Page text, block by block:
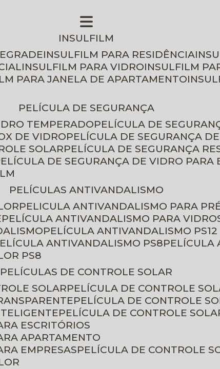
INSULFILM
INSULFILM PARA RESIDÊNCIA
INSULFILM PARA VIDRO INSULFILM
PARA JANELA DE APARTAMENTO
PELÍCULA DE SEGURANÇA
TEMPERADO
PELÍCULA DE
DE VIDRO
PELÍCULA DE SEGURANÇA
SOLAR
PELÍCULA DE SEGURANÇA
PELÍCULA DE SEGURANÇA DE VIDRO PARA
PELÍCULAS ANTIVANDALISMO
PELICULA ANTIVANDALISMO PARA
PELÍCULA ANTIVANDALISMO PARA
PELÍCULA ANTIVANDALISMO PS12
PELÍCULA ANTIVANDALISMO PS8
PS8
PELÍCULAS DE CONTROLE SOLAR
SOLAR
PELÍCULA DE CONTROLE
PELÍCULA DE CONTROLE
PELÍCULA DE CONTROLE
ESCRITÓRIOS
APARTAMENTO
EMPRESAS
PELÍCULA DE CONTROLE